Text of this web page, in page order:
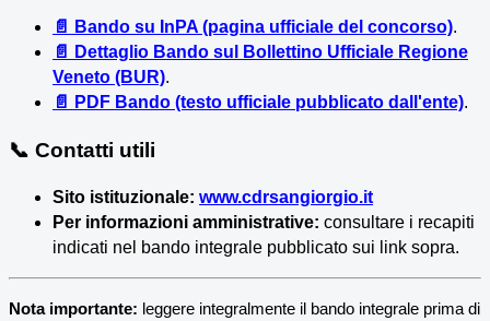
📄 Bando su InPA (pagina ufficiale del concorso).
📄 Dettaglio Bando sul Bollettino Ufficiale Regione
Veneto (BUR).
📄 PDF Bando (testo ufficiale pubblicato dall'ente).
📞 Contatti utili
Sito istituzionale: www.cdrsangiorgio.it
Per informazioni amministrative: consultare i recapiti
indicati nel bando integrale pubblicato sui link sopra.
Nota importante: leggere integralmente il bando integrale prima di